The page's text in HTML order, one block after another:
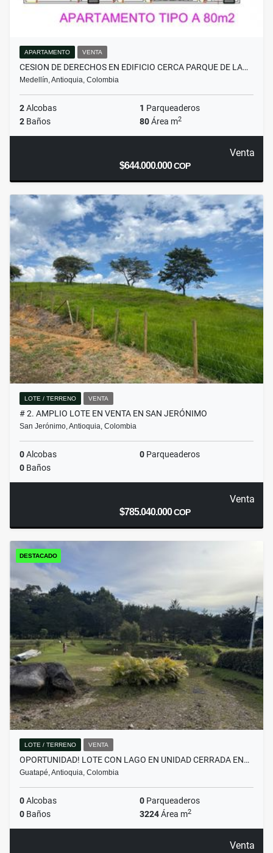
APARTAMENTO VENTA
CESION DE DERECHOS EN EDIFICIO CERCA PARQUE DE LA…
Medellín, Antioquia, Colombia
2Alcobas 1 Parqueaderos
2 Baños 80Área m2
Venta
$644.000.000COP
LOTE / TERRENO VENTA
# 2. AMPLIO LOTE EN VENTA EN SAN JERÓNIMO
San Jerónimo, Antioquia, Colombia
0Alcobas 0 Parqueaderos
0 Baños
Venta
$785.040.000COP
DESTACADO
LOTE / TERRENO VENTA
OPORTUNIDAD! LOTE CON LAGO EN UNIDAD CERRADA EN…
Guatapé, Antioquia, Colombia
0Alcobas 0 Parqueaderos
0 Baños 3224Área m2
Venta